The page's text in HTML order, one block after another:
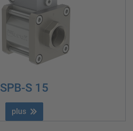
SPB-S 15
plus